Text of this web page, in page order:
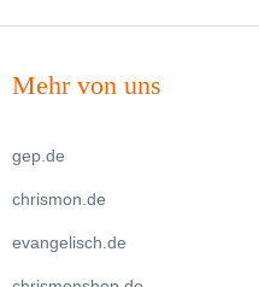
Mehr von uns
gep.de
chrismon.de
evangelisch.de